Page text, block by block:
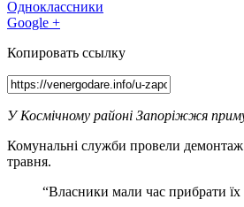
Одноклассники
Google +
Копировать ссылку
У Космічному районі Запоріжжя
Комунальні служби провели
травня.
“Власники мали час прибрати їх